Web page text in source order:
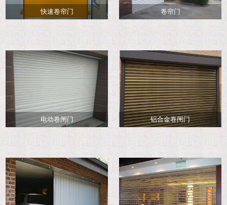
快速卷帘门 卷帘门
电动卷闸门 铝合金卷闸门